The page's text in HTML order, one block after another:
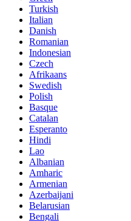
Turkish
Italian
Danish
Romanian
Indonesian
Czech
Afrikaans
Swedish
Polish
Basque
Catalan
Esperanto
Hindi
Lao
Albanian
Amharic
Armenian
Azerbaijani
Belarusian
Bengali